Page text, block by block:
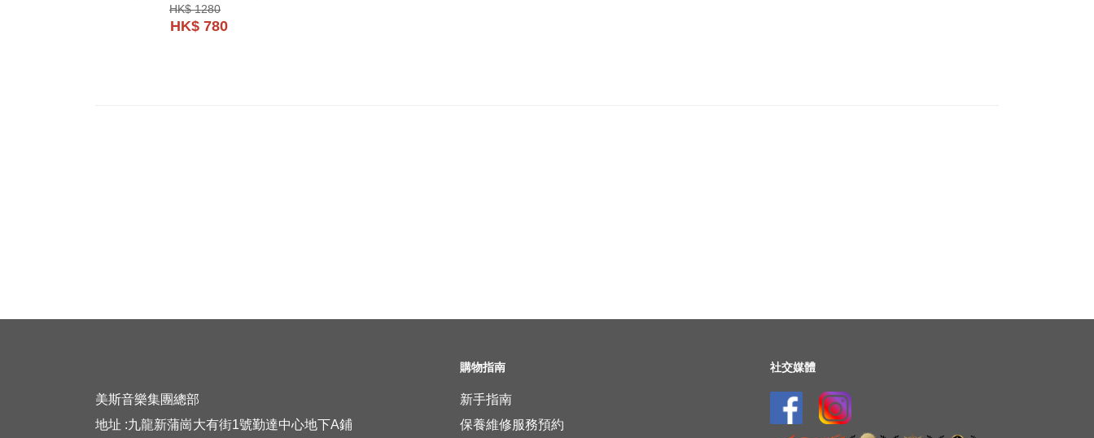
HK$ 1280
HK$ 780
購物指南 社交媒體
美斯音樂集團總部
地址 :九龍新蒲崗大有街1號勤達中心地下A鋪
新手指南
保養維修服務預約